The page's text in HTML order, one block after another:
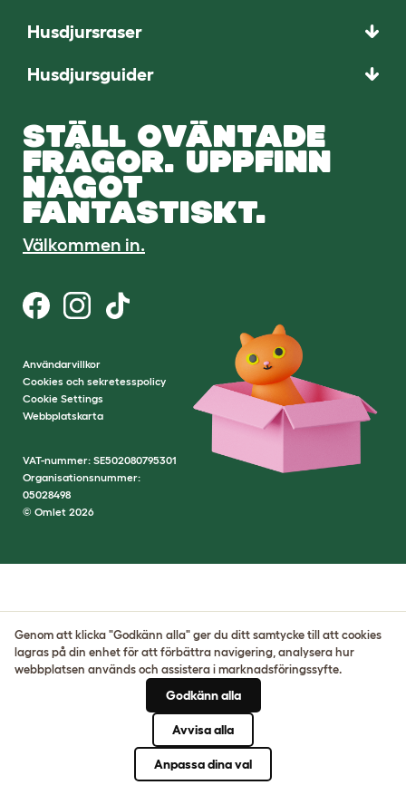
Husdjursraser
Husdjursguider
STÄLL OVÄNTADE
FRÅGOR. UPPFINN
NÅGOT
FANTASTISKT.
Välkommen in.
Användarvillkor
Cookies och sekretesspolicy
Cookie Settings
Webbplatskarta
VAT-nummer: SE502080795301
Organisationsnummer:
05028498
© Omlet 2026
Genom att klicka "Godkänn alla" ger du ditt samtycke till att cookies
lagras på din enhet för att förbättra navigering, analysera hur
webbplatsen används och assistera i marknadsföringssyfte.
Godkänn alla
Avvisa alla
Anpassa dina val